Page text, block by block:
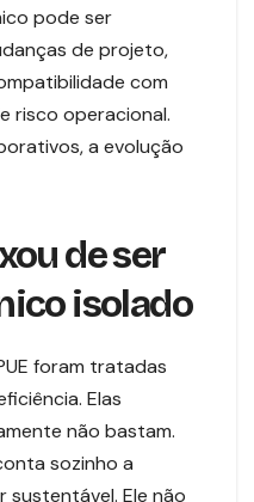
pode ser
de projeto,
com
risco operacional.
a evolução
de ser
isolado
foram tratadas
Elas
não bastam.
sozinho a
Ele não